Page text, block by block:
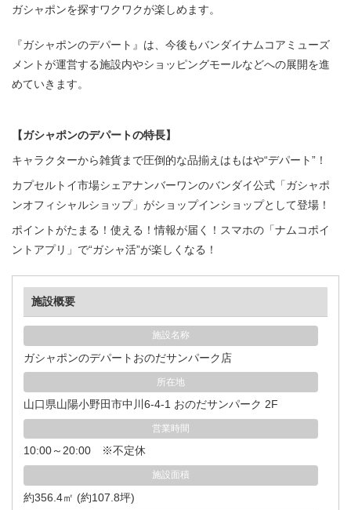
ガシャポンを探すワクワクが楽しめます。
『ガシャポンのデパート』は、今後もバンダイナムコアミューズ
メントが運営する施設内やショッピングモールなどへの展開を進
めていきます。
【ガシャポンのデパートの特長】
キャラクターから雑貨まで圧倒的な品揃えはもはや“デパート”！
カプセルトイ市場シェアナンバーワンのバンダイ公式「ガシャポ
ンオフィシャルショップ」がショップインショップとして登場！
ポイントがたまる！使える！情報が届く！スマホの「ナムコポイ
ントアプリ」で“ガシャ活”が楽しくなる！
施設概要
施設名称
ガシャポンのデパートおのだサンパーク店
所在地
山口県山陽小野田市中川6-4-1 おのだサンパーク 2F
営業時間
10:00～20:00 ※不定休
施設面積
約356.4㎡ (約107.8坪)